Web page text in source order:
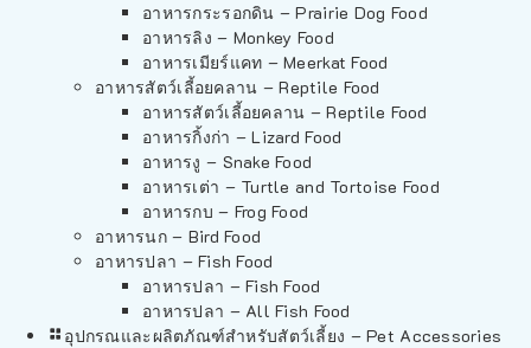
อาหารกระรอกดิน – Prairie Dog Food
อาหารลิง – Monkey Food
อาหารเมียร์แคท – Meerkat Food
อาหารสัตว์เลี้อยคลาน – Reptile Food
อาหารสัตว์เลี้อยคลาน – Reptile Food
อาหารกิ้งก่า – Lizard Food
อาหารงู – Snake Food
อาหารเต่า – Turtle and Tortoise Food
อาหารกบ – Frog Food
อาหารนก – Bird Food
อาหารปลา – Fish Food
อาหารปลา – Fish Food
อาหารปลา – All Fish Food
อุปกรณและผลิตภัณฑ์สำหรับสัตว์เลี้ยง – Pet Accessories